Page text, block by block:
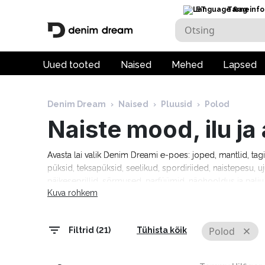
ET Tarneinfo
Uued tooted Naised Mehed Lapsed
Denim Dream › Naised › Pluusid › Polod
Naiste mood, ilu
Avasta lai valik Denim Dreami e-poes: joped, mantlid,
püksid, teksapüksid, seelikud, spordiriided, naistepesu,
Tommy Hilfiger, Calvin Klein, Camel Active, Denim
Kuva rohkem
Filtrid (21) Tühista kõik Polod